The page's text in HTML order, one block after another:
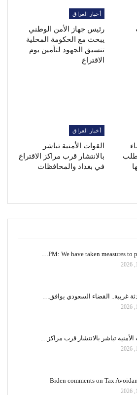
أخبار العراق
رئيس جهاز الأمن الوطني
يبحث مع الحكومة المحلية
تنسيق الجهود لتأمين يوم
الاقتراع
طلب
أخبار العراق
القوات الأمنية تباشر
بالانتشار قرب مراكز الاقتراع
في بغداد والمحافظات
PM: We have taken measures to
غريبة.. القضاء السعودي يوافق…
الأمنية تباشر بالانتشار قرب مراكز…
Biden comments on Tax